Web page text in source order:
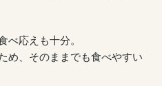
べ応えも十分。
め、そのままでも食べやすい